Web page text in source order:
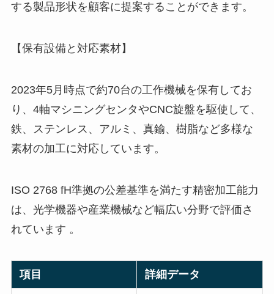
する製品形状を顧客に提案することができます。
【保有設備と対応素材】
2023年5月時点で約70台の工作機械を保有してお
り、4軸マシニングセンタやCNC旋盤を駆使して、
鉄、ステンレス、アルミ、真鍮、樹脂など多様な
素材の加工に対応しています。
ISO 2768 fH準拠の公差基準を満たす精密加工能力
は、光学機器や産業機械など幅広い分野で評価さ
れています 。
項目 詳細データ